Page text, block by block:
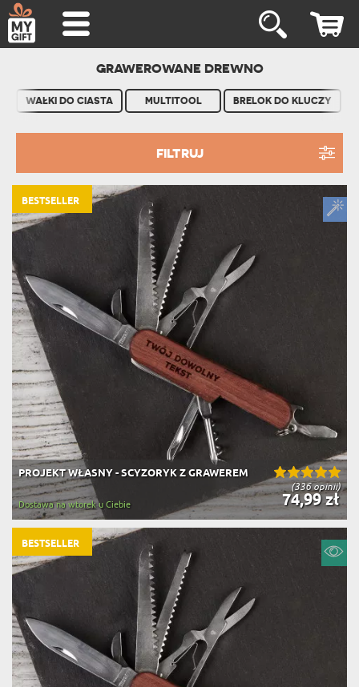
GRAWEROWANE DREWNO
WAŁKI DO CIASTA MULTITOOL BRELOK DO KLUCZY
FILTRUJ
(336 opinii)
PROJEKT WŁASNY - SCYZORYK Z GRAWEREM
74,99 zł
Dostawa na wtorek u Ciebie
BESTSELLER
BESTSELLER